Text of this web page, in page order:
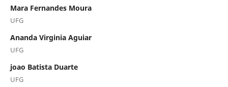
Mara Fernandes Moura
UFG
Ananda Virginia Aguiar
UFG
joao Batista Duarte
UFG